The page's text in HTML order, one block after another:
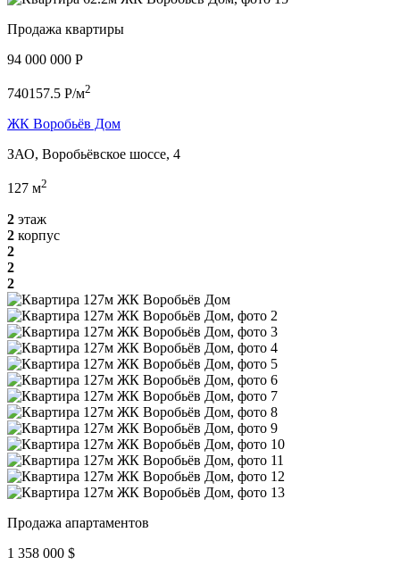
Продажа квартиры
94 000 000 P
740157.5 P/м2
ЖК Воробьёв Дом
ЗАО, Воробьёвское шоссе, 4
127 м2
2 этаж
2 корпус
2
2
2
Продажа апартаментов
1 358 000 $